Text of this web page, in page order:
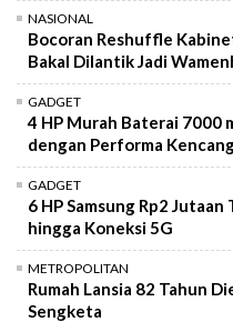
NASIONAL
Bocoran Reshuffle
Bakal Dilantik Jadi
GADGET
4 HP Murah Baterai 7000
dengan Performa
GADGET
6 HP Samsung Rp2
hingga Koneksi 5G
METROPOLITAN
Rumah Lansia 82 Tahun
Sengketa